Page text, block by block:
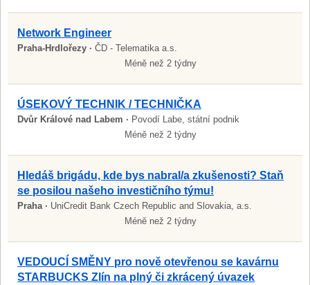
Network Engineer
Praha-Hrdlořezy · ČD - Telematika a.s.
Méně než 2 týdny
ÚSEKOVÝ TECHNIK / TECHNIČKA
Dvůr Králové nad Labem · Povodí Labe, státní podnik
Méně než 2 týdny
Hledáš brigádu, kde bys nabral/a zkušenosti? Staň
se posilou našeho investičního týmu!
Praha · UniCredit Bank Czech Republic and Slovakia, a.s.
Méně než 2 týdny
VEDOUCÍ SMĚNY pro nově otevřenou se kavárnu
STARBUCKS Zlín na plný či zkrácený úvazek